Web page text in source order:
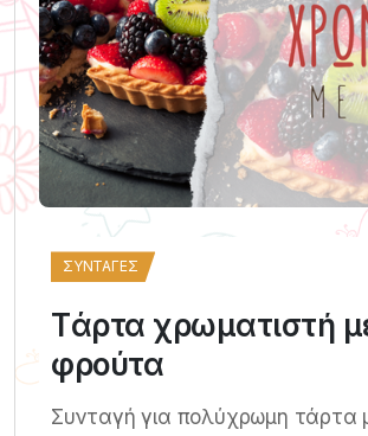
ΣΥΝΤΑΓΈΣ
Tάρτα χρωματιστή
φρούτα
Συνταγή για πολύχρωμη τάρτα